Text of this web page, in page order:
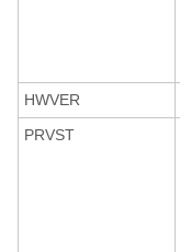
HWVER
PRVST